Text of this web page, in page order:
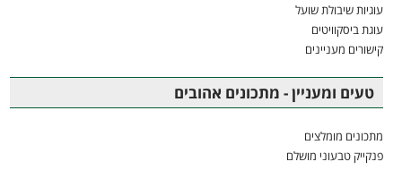
עוגיות שיבולת שועל
עוגת ביסקוויטים
קישורים מעניינים
טעים ומעניין - מתכונים אהובים
מתכונים מומלצים
פנקייק טבעוני מושלם